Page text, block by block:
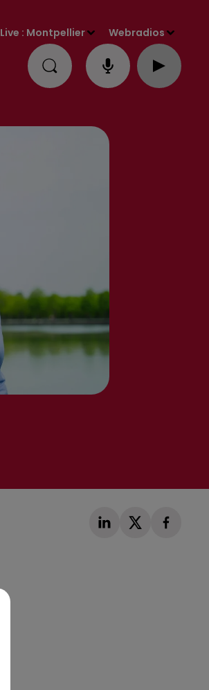
Live : Montpellier Webradios